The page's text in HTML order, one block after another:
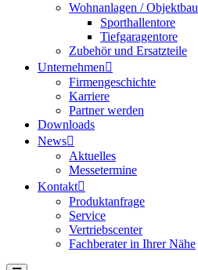
Wohnanlagen / Objektbau
Sporthallentore
Tiefgaragentore
Zubehör und Ersatzteile
Unternehmen
Firmengeschichte
Karriere
Partner werden
Downloads
News
Aktuelles
Messetermine
Kontakt
Produktanfrage
Service
Vertriebscenter
Fachberater in Ihrer Nähe